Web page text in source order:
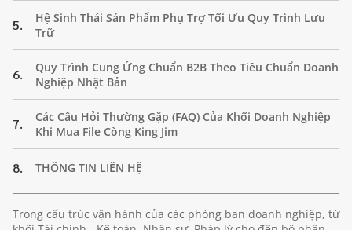
5.
Hệ Sinh Thái Sản Phẩm Phụ Trợ Tối Ưu Quy Trình Lưu
Trữ
6.
Quy Trình Cung Ứng Chuẩn B2B Theo Tiêu Chuẩn Doanh
Nghiệp Nhật Bản
7.
Các Câu Hỏi Thường Gặp (FAQ) Của Khối Doanh Nghiệp
Khi Mua File Còng King Jim
8. THÔNG TIN LIÊN HỆ
Trong cấu trúc vận hành của các phòng ban doanh nghiệp, từ